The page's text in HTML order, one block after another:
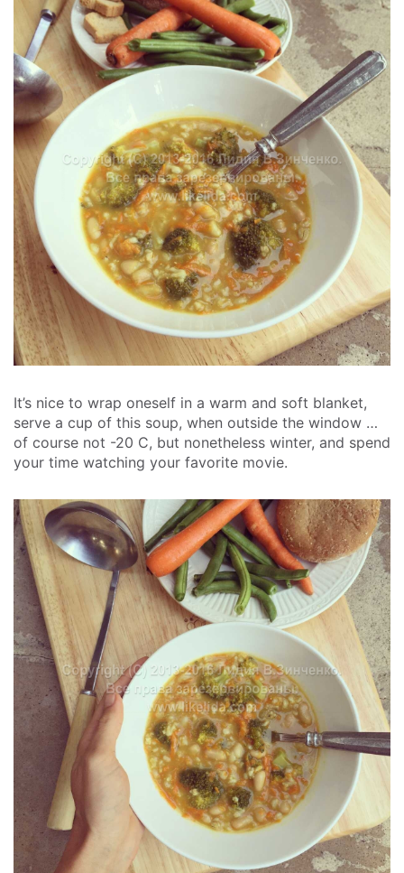
It’s nice to wrap oneself in a warm and soft blanket,
serve a cup of this soup, when outside the window …
of course not -20 C, but nonetheless winter, and spend
your time watching your favorite movie.